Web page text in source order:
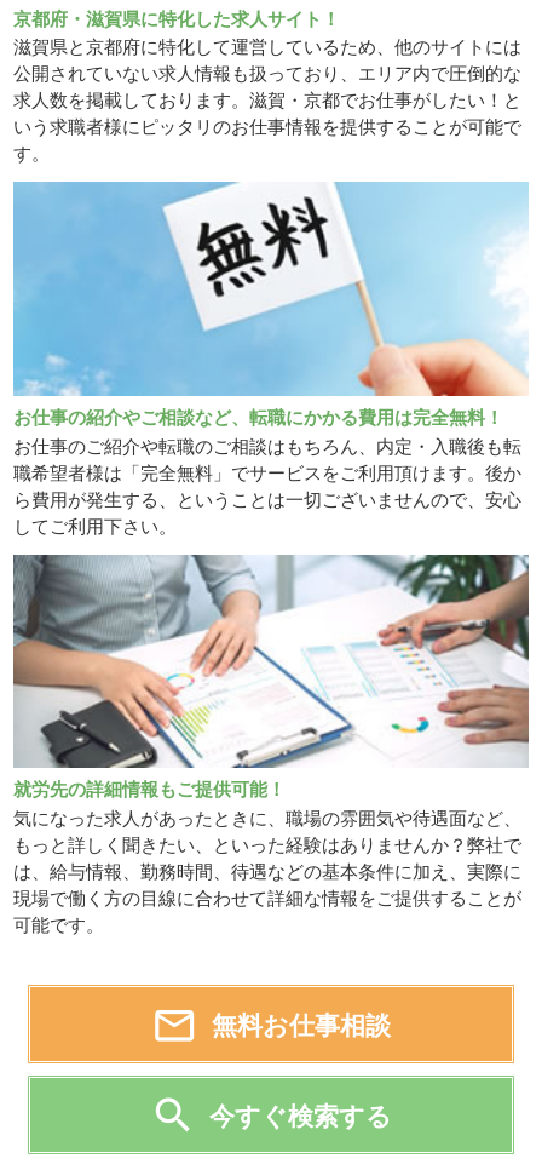
京都府・滋賀県に特化した求人サイト！
滋賀県と京都府に特化して運営しているため、他のサイトには
公開されていない求人情報も扱っており、エリア内で圧倒的な
求人数を掲載しております。滋賀・京都でお仕事がしたい！と
いう求職者様にピッタリのお仕事情報を提供することが可能で
す。
お仕事の紹介やご相談など、転職にかかる費用は完全無料！
お仕事のご紹介や転職のご相談はもちろん、内定・入職後も転
職希望者様は「完全無料」でサービスをご利用頂けます。後か
ら費用が発生する、ということは一切ございませんので、安心
してご利用下さい。
就労先の詳細情報もご提供可能！
気になった求人があったときに、職場の雰囲気や待遇面など、
もっと詳しく聞きたい、といった経験はありませんか？弊社で
は、給与情報、勤務時間、待遇などの基本条件に加え、実際に
現場で働く方の目線に合わせて詳細な情報をご提供することが
可能です。
 無料お仕事相談
 今すぐ検索する